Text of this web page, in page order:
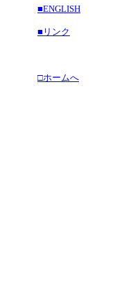
■ENGLISH
■リンク
□ホームへ